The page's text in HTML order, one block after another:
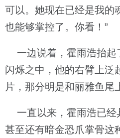
可以。她现在已经是我的
也能够掌控了。你看！”
一边说着，霍雨浩抬起
闪烁之中，他的右臂上泛
片，那分明是和丽雅鱼尾
一直以来，霍雨浩已经
甚至还有暗金恐爪掌骨这